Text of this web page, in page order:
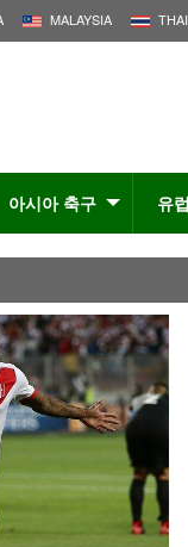
MALAYSIA
아시아 축구 유